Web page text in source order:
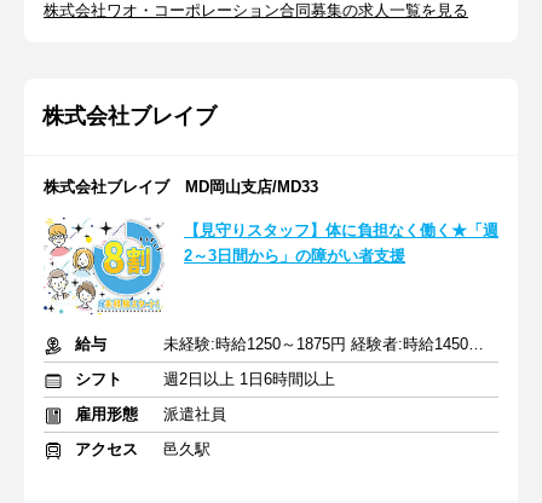
株式会社ワオ・コーポレーション合同募集の求人一覧を見る
株式会社ブレイブ
株式会社ブレイブ MD岡山支店/MD33
【見守りスタッフ】体に負担なく働く★「週
2～3日間から」の障がい者支援
給与
未経験:時給1250～1875円 経験者:時給1450～2175円+交通費全額
シフト
週2日以上 1日6時間以上
雇用形態
派遣社員
アクセス
邑久駅